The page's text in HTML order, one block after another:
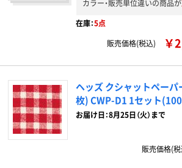
カラー・販売単位違いの商品が
在庫：5点
販売価格(税込)
￥
ヘッズ クシャットペー
枚) CWP-D1 1セット(100
お届け日：8月25日（火）まで
販売価格(